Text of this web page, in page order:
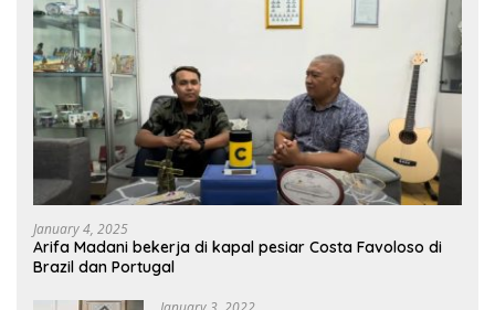
January 4, 2025
Arifa Madani bekerja di kapal pesiar Costa Favoloso di
Brazil dan Portugal